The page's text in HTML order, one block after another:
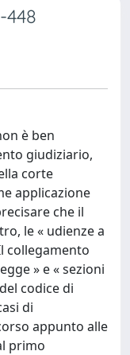
è ben
giudiziario,
corte
applicazione
che il
le « udienze a
collegamento
» e « sezioni
codice di
di
appunto alle
primo